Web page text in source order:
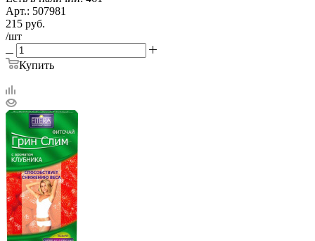
Арт.: 507981
215 руб.
/шт
Купить